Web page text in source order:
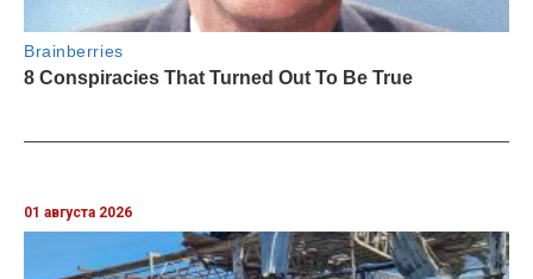
01 августа 2026